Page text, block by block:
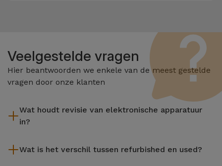
Veelgestelde vragen
Hier beantwoorden we enkele van de meest gestelde
vragen door onze klanten
Wat houdt revisie van elektronische apparatuur
in?
reiniging, en niet te vergeten het repareren van elk defect
Wat is het verschil tussen refurbished en used?